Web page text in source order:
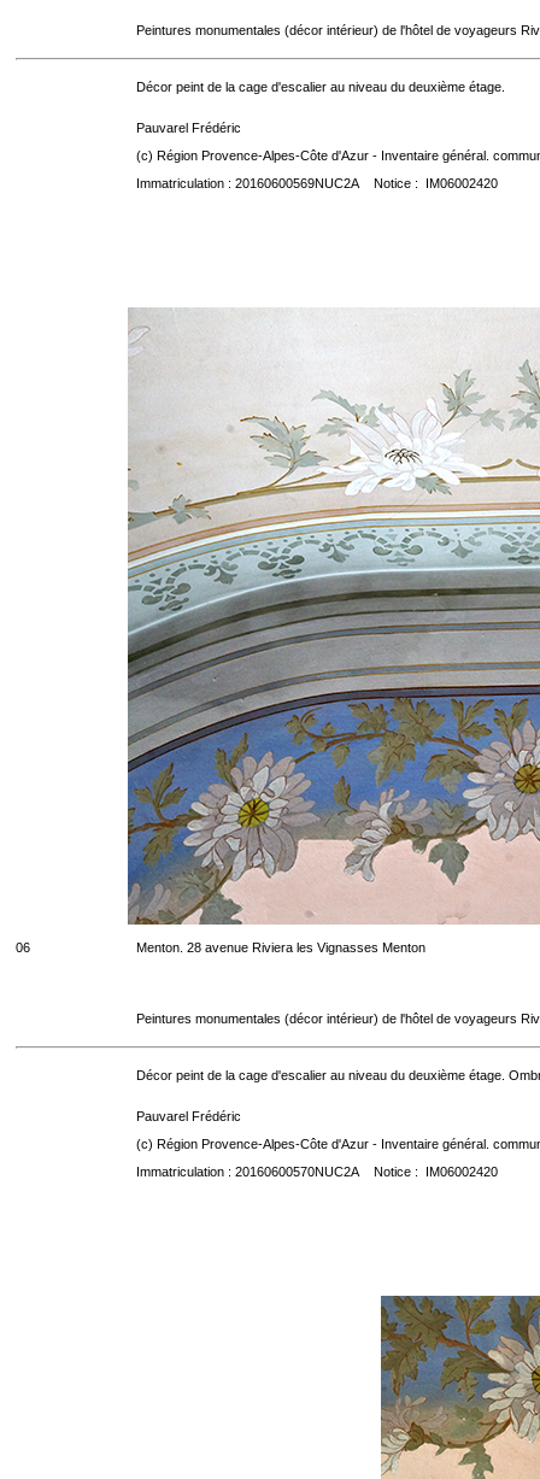
Peintures monumentales (décor intérieur) de l'hôtel de voyageurs
Décor peint de la cage d'escalier au niveau du deuxième étage.
Pauvarel Frédéric
(c) Région Provence-Alpes-Côte d'Azur - Inventaire général.
Immatriculation : 20160600569NUC2A Notice : IM06002420
06 Menton. 28 avenue Riviera les Vignasses Menton
Peintures monumentales (décor intérieur) de l'hôtel de voyageurs
Décor peint de la cage d'escalier au niveau du deuxième étage.
Pauvarel Frédéric
(c) Région Provence-Alpes-Côte d'Azur - Inventaire général.
Immatriculation : 20160600570NUC2A Notice : IM06002420